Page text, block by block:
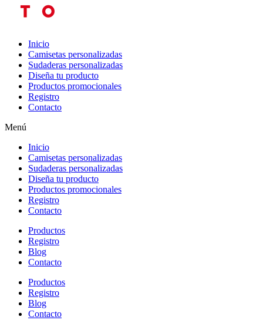
Inicio
Camisetas personalizadas
Sudaderas personalizadas
Diseña tu producto
Productos promocionales
Registro
Contacto
Menú
Inicio
Camisetas personalizadas
Sudaderas personalizadas
Diseña tu producto
Productos promocionales
Registro
Contacto
Productos
Registro
Blog
Contacto
Productos
Registro
Blog
Contacto